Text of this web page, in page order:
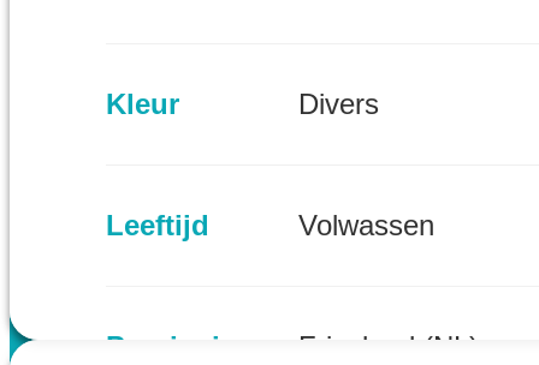
Kleur Divers
Leeftijd Volwassen
Provincie Friesland (NL)